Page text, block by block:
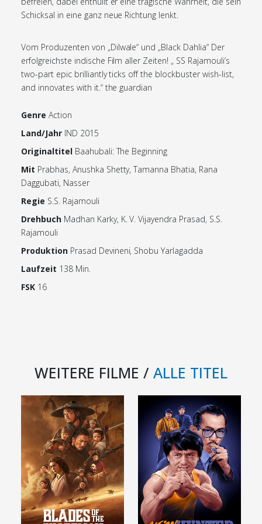
Schicksal in eine ganz neue Richtung lenkt.
Vom Produzenten von „Dilwale“ und „Black Dahlia“ Der
erfolgreichste indische Film aller Zeiten! „ SS Rajamouli’s
two-part epic brilliantly ticks off the blockbuster wish-list,
and innovates with it.“ the guardian
Genre Action
Land/Jahr IND 2015
Originaltitel Baahubali: The Beginning
Mit Prabhas, Anushka Shetty, Tamanna Bhatia, Rana
Daggubati, Nasser
Regie S.S. Rajamouli
Drehbuch Madhan Karky, K. V. Vijayendra Prasad, S.S.
Rajamouli
Produktion Prasad Devineni, Shobu Yarlagadda
Laufzeit 138 Min.
FSK 16
WEITERE FILME / ALLE TITEL